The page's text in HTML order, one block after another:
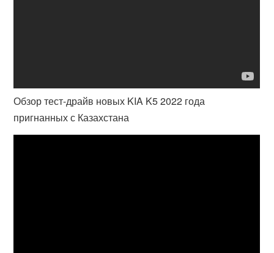
Обзор тест-драйв новых KIA K5 2022 года
пригнанных с Казахстана